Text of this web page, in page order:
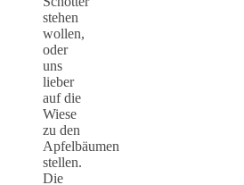
stehen
wollen,
oder
uns
lieber
auf die
Wiese
zu den
Apfelbäumen
stellen.
Die